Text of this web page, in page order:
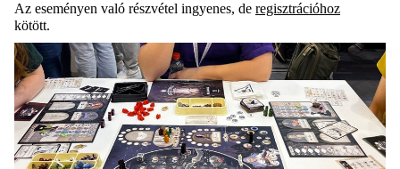
Az eseményen való részvétel ingyenes, de regisztrációhoz
kötött.